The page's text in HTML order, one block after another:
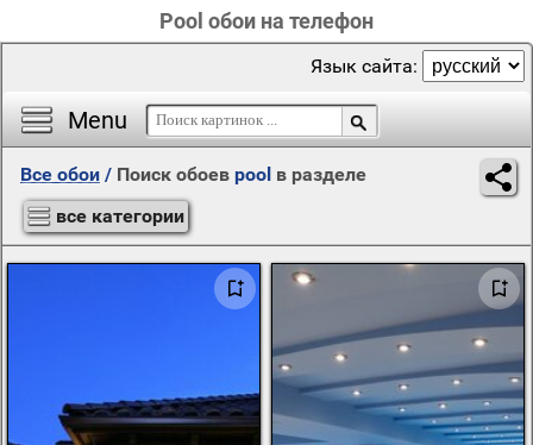
Pool обои на телефон
Menu
Язык сайта:
Все обои / Поиск обоев pool в разделе
все категории